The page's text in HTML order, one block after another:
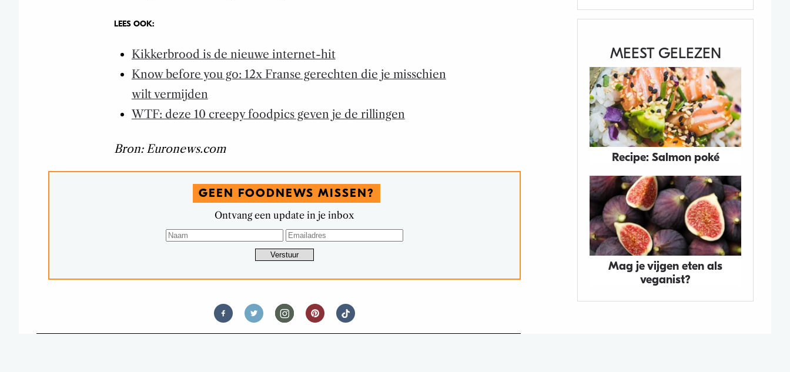
MEEST GELEZEN
Recipe: Salmon poké
Mag je vijgen eten als
veganist?
LEES OOK:
Kikkerbrood is de nieuwe internet-hit
Know before you go: 12x Franse gerechten die je misschien
wilt vermijden
WTF: deze 10 creepy foodpics geven je de rillingen
Bron: Euronews.com
GEEN FOODNEWS MISSEN?
Ontvang een update in je inbox